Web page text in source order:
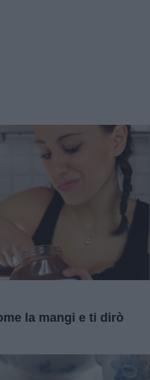
la mangi e ti dirò